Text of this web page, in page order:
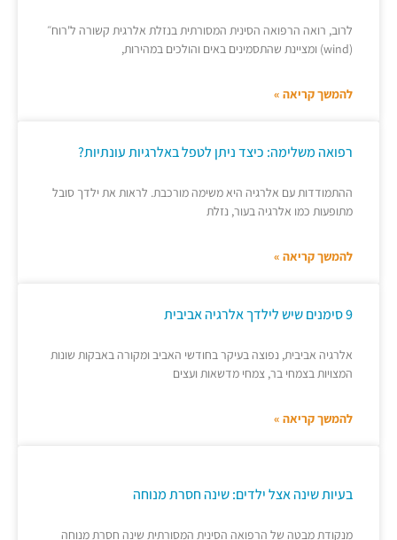
לרוב, רואה הרפואה הסינית המסורתית בנזלת אלרגית קשורה ל'רוח״
(wind) ומציינת שהתסמינים באים והולכים במהירות,
להמשך קריאה »
רפואה משלימה: כיצד ניתן לטפל באלרגיות עונתיות?
ההתמודדות עם אלרגיה היא משימה מורכבת. לראות את ילדך סובל
מתופעות כמו אלרגיה בעור, נזלת
להמשך קריאה »
9 סימנים שיש לילדך אלרגיה אביבית
אלרגיה אביבית, נפוצה בעיקר בחודשי האביב ומקורה באבקות שונות
המצויות בצמחי בר, צמחי מדשאות ועצים
להמשך קריאה »
בעיות שינה אצל ילדים: שינה חסרת מנוחה
מנקודת מבטה של הרפואה הסינית המסורתית שינה חסרת מנוחה